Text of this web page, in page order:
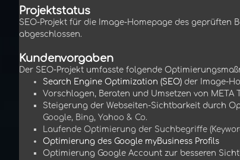
Projektstatus
SEO-Projekt für die Image-Homepage des geprüften
abgeschlossen.
Kundenvorgaben
Der SEO-Projekt umfasste folgende
Search Engine Optimization (SEO) der Image-
Vorschlagen, Beraten und Umsetzen von
Steigerung der Webseiten-Sichtbarkeit durch
Google, Bing, Yahoo & Co.
Laufende Optimierung der Suchbegriffe
Optimierung des Google myBusiness Profils
Optimierung Google Account zur besseren